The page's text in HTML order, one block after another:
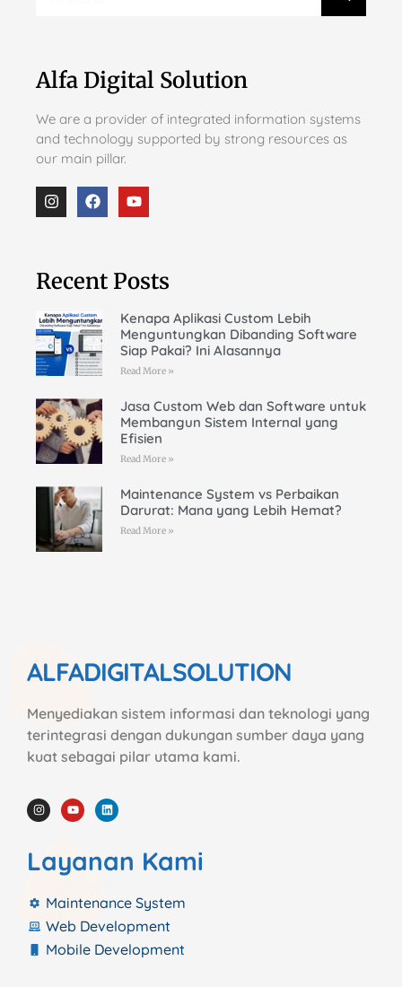
Alfa Digital Solution
We are a provider of integrated information systems
and technology supported by strong resources as
our main pillar.
Recent Posts
Kenapa Aplikasi Custom Lebih
Menguntungkan Dibanding Software
Siap Pakai? Ini Alasannya
Read More »
Jasa Custom Web dan Software untuk
Membangun Sistem Internal yang
Efisien
Read More »
Maintenance System vs Perbaikan
Darurat: Mana yang Lebih Hemat?
Read More »
ALFADIGITALSOLUTION
Menyediakan sistem informasi dan teknologi yang
terintegrasi dengan dukungan sumber daya yang
kuat sebagai pilar utama kami.
Layanan Kami
Maintenance System
Web Development
Mobile Development